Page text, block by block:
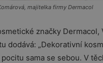
majitelka firmy Dermacol
značky Dermacol,
dodává: „Dekorativní
sama se sebou. V